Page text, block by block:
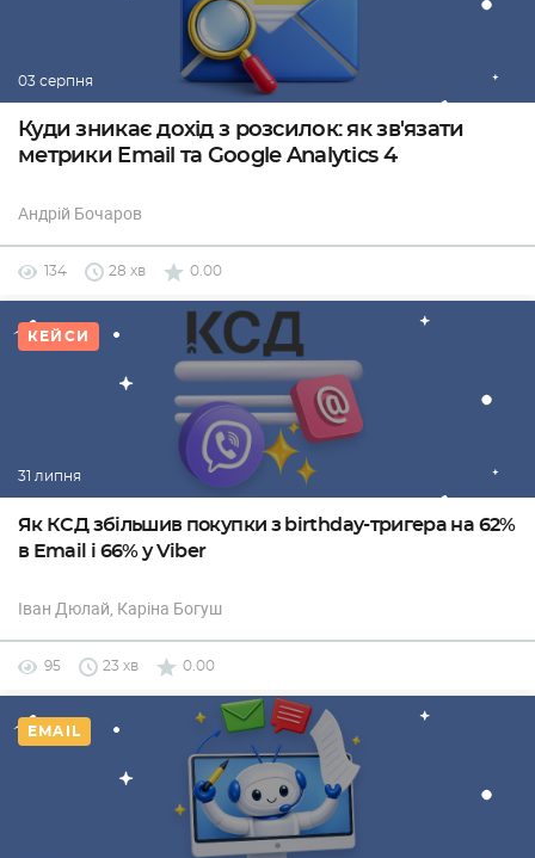
03 серпня
Куди зникає дохід з розсилок: як зв'язати
метрики Email та Google Analytics 4
Андрій Бочаров
134 28 хв 0.00
КЕЙСИ
31 липня
Як КСД збільшив покупки з birthday-тригера на 62%
в Email і 66% у Viber
Іван Дюлай, Каріна Богуш
95 23 хв 0.00
EMAIL